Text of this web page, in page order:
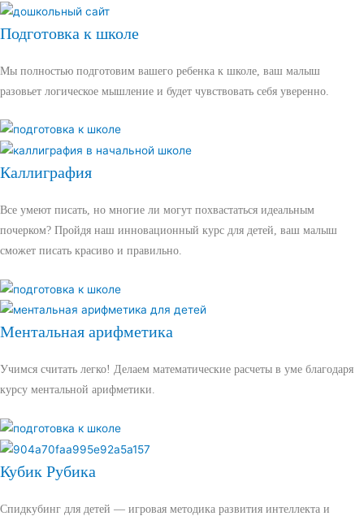
Подготовка к школе
Мы полностью подготовим вашего ребенка к школе, ваш малыш
разовьет логическое мышление и будет чувствовать себя уверенно.
Каллиграфия
Все умеют писать, но многие ли могут похвастаться идеальным
почерком? Пройдя наш инновационный курс для детей, ваш малыш
сможет писать красиво и правильно.
Ментальная арифметика
Учимся считать легко! Делаем математические расчеты в уме благодаря
курсу ментальной арифметики.
Кубик Рубика
Спидкубинг для детей — игровая методика развития интеллекта и